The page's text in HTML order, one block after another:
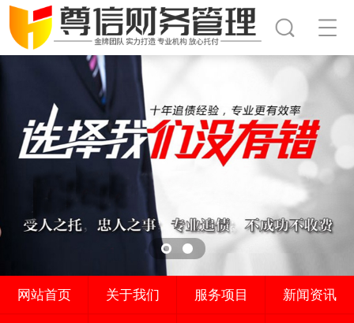
网站首页 关于我们 服务项目 新闻资讯